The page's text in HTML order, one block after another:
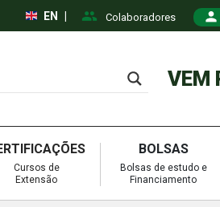
Colaboradores
EN
VEM
Cursos de
Extensão
BOLSAS
Bolsas de estudo e
Financiamento